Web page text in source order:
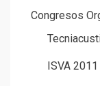
Congresos
ISVA 2011